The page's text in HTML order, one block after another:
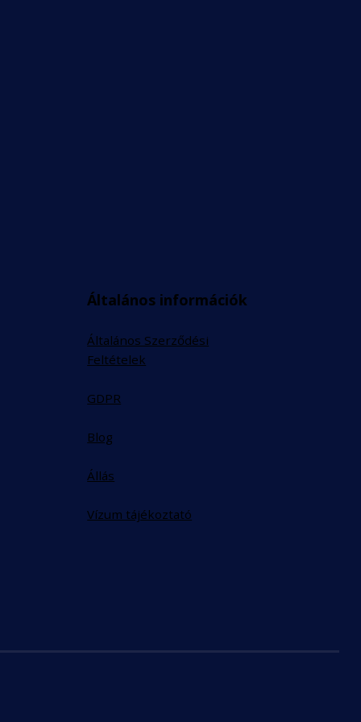
Általános információk
Általános Szerződési
Feltételek
GDPR
Blog
Állás
Vízum tájékoztató